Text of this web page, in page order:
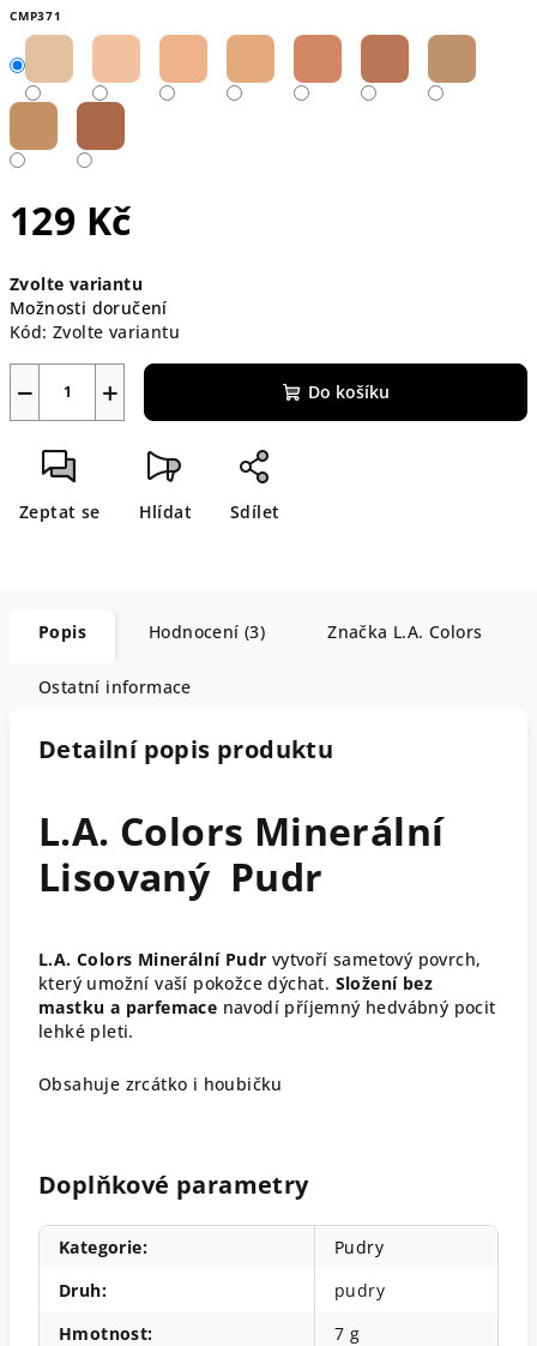
CMP371
129 Kč
cena:
Zvolte variantu
Možnosti doručení
Kód: Zvolte variantu
+
− Do košíku
Zeptat se Hlídat Sdílet
Popis Hodnocení (3) Značka L.A. Colors
Ostatní informace
Detailní popis produktu
L.A. Colors Minerální
Lisovaný Pudr
L.A. Colors Minerální Pudr vytvoří sametový povrch,
který umožní vaší pokožce dýchat. Složení bez
mastku a parfemace navodí příjemný hedvábný pocit
lehké pleti.
Obsahuje zrcátko i houbičku
Doplňkové parametry
Kategorie:
Pudry
Druh:
pudry
Hmotnost: 7 g